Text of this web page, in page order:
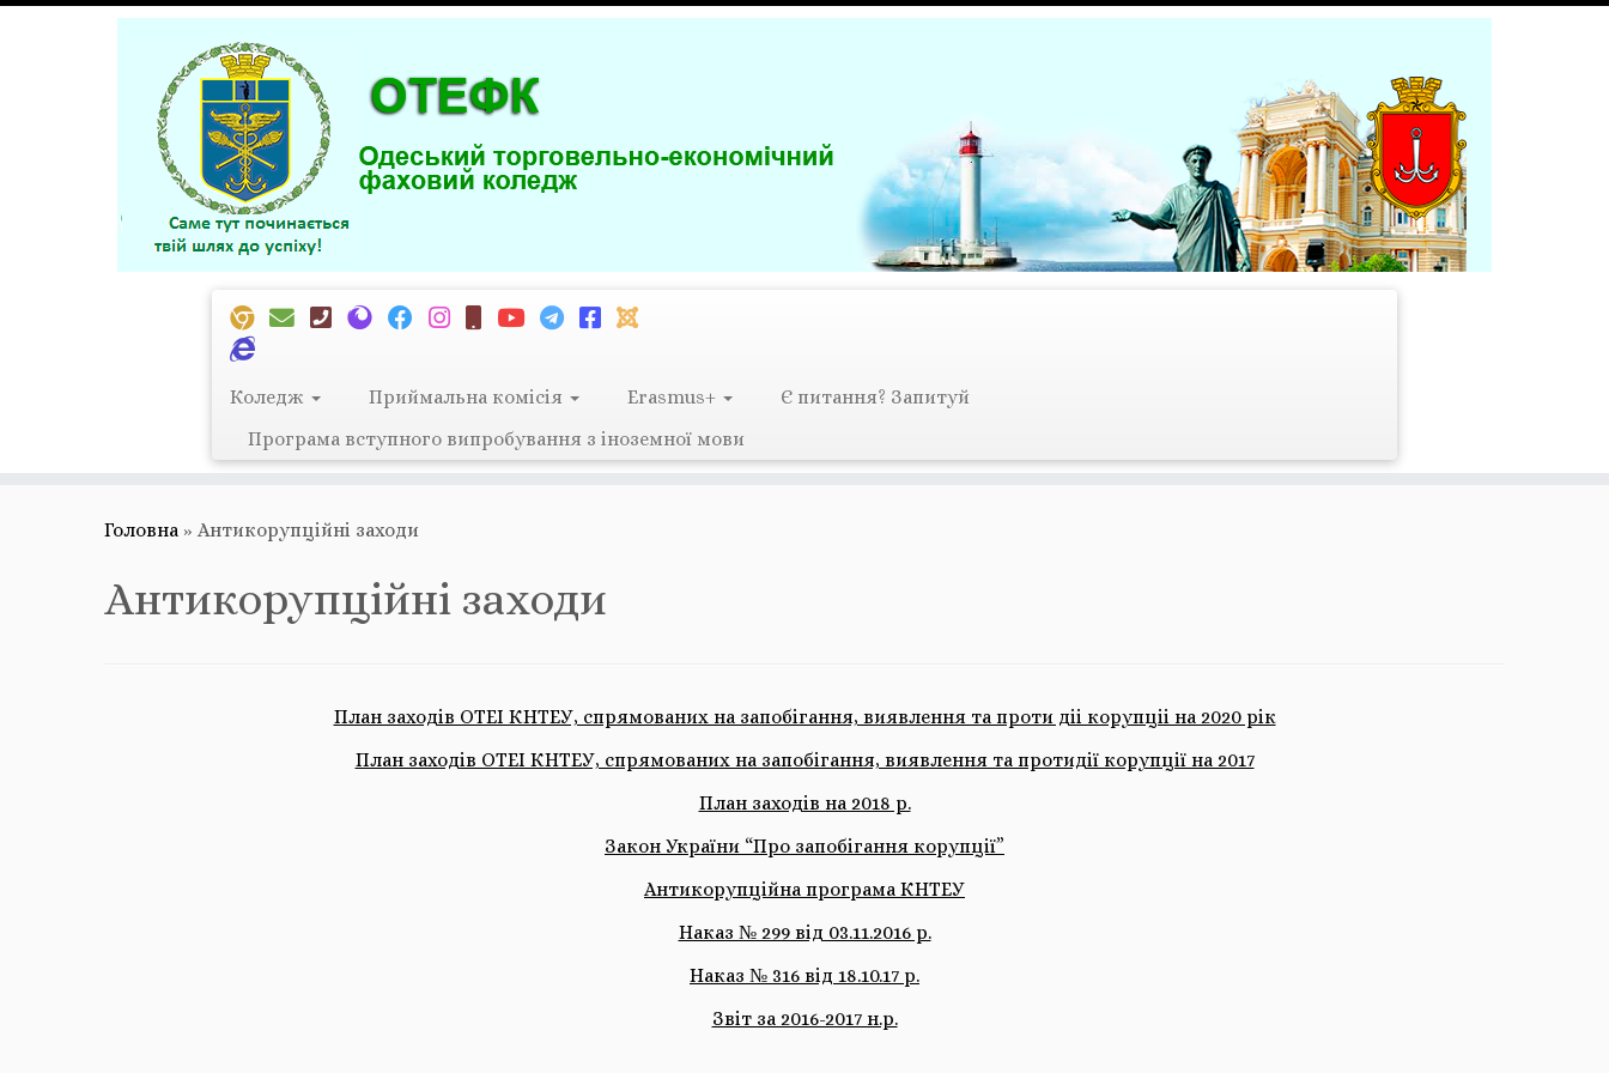
Перейти
Коледж Приймальна комісія Erasmus+
Є питання? Запитуй
Програма вступного випробування з іноземної мови
Головна » Антикорупційні заходи
Антикорупційні заходи
План заходiв ОТЕI КНТЕУ, спрямованих на запобiгання, виявлення та проти дii корупцii на 2020 рiк
План заходів ОТЕІ КНТЕУ, спрямованих на запобігання, виявлення та протидії корупції на 2017
План заходів на 2018 р.
Закон України “Про запобігання корупції”
Антикорупційна програма КНТЕУ
Наказ № 299 від 03.11.2016 р.
Наказ № 316 від 18.10.17 р.
Звіт за 2016-2017 н.р.